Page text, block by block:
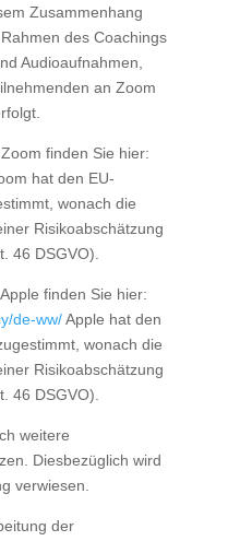
Zusammenhang
des Coachings
Audioaufnahmen,
an Zoom
finden Sie hier:
hat den EU-
wonach die
Risikoabschätzung
46 DSGVO).
finden Sie hier:
de-ww/Apple hat den
wonach die
Risikoabschätzung
46 DSGVO).
weitere
Diesbezüglich wird
verwiesen.
der